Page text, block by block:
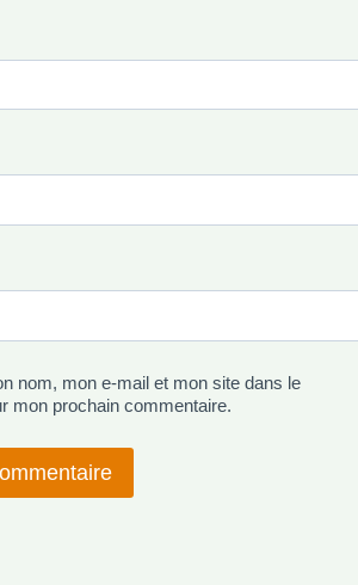
nom, mon e-mail et mon site dans le
mon prochain commentaire.